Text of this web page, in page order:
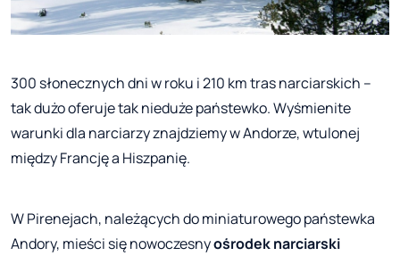
300 słonecznych dni w roku i 210 km tras narciarskich –
tak dużo oferuje tak nieduże państewko. Wyśmienite
warunki dla narciarzy znajdziemy w Andorze, wtulonej
między Francję a Hiszpanię.
W Pirenejach, należących do miniaturowego państewka
Andory, mieści się nowoczesnyośrodek narciarski